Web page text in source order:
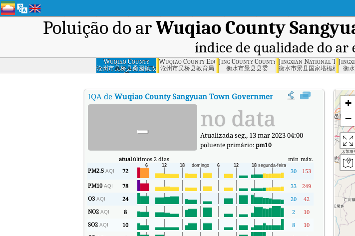
Poluição do arWuqiao County
índice de qualidade do ar
Wuqiao County
Sangyuan Town
Government,
沧州市吴桥县桑园镇政
府
Wuqiao County Education Bureau, Cangzhou
沧州市吴桥县教育局
Jing County County Committee, Hengshui
衡水市景县县委
Jingxian National Tower
衡水市景县国家塔桅检验中
衡
IQA de Wuqiao County Sangyuan Town Government, Cangzhou Índice de
- no data
Atualizada seg., 13 mar 2023 04:00
poluente primário:pm10
atualúltimos 2 dias min máx.
PM2.5 AQI 72 30
153
PM10 AQI 78 33
249
O3 AQI 24 20
42
NO2 AQI 8 2
10
SO2 AQI 10 8
10
+
−